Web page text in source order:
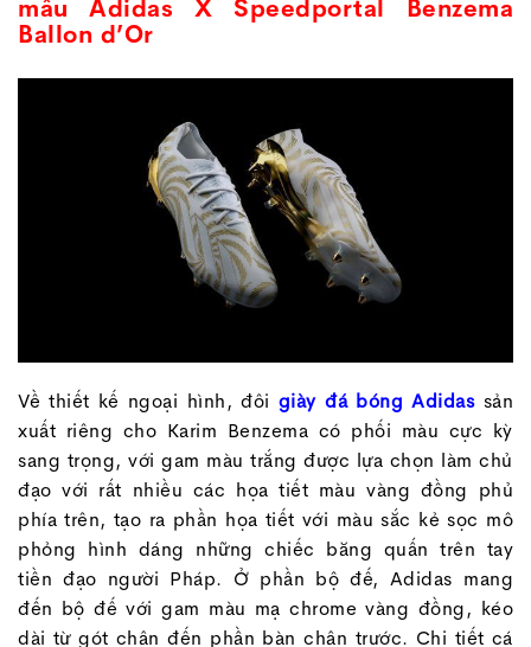
mẫu Adidas X Speedportal Benzema
Ballon d’Or
Về thiết kế ngoại hình, đôi giày đá bóng Adidassản
xuất riêng cho Karim Benzema có phối màu cực kỳ
sang trọng, với gam màu trắng được lựa chọn làm chủ
đạo với rất nhiều các họa tiết màu vàng đồng phủ
phía trên, tạo ra phần họa tiết với màu sắc kẻ sọc mô
phỏng hình dáng những chiếc băng quấn trên tay
tiền đạo người Pháp. Ở phần bộ đế, Adidas mang
đến bộ đế với gam màu mạ chrome vàng đồng, kéo
dài từ gót chân đến phần bàn chân trước. Chi tiết cá